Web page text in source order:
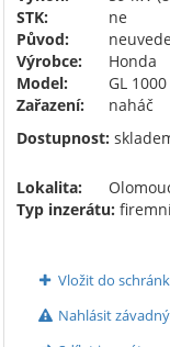
STK:
ne
Původ:
Výrobce:
Honda
Model:
GL
Zařazení:
naháč
Dostupnost:
Lokalita:
Typ inzerátu:
Vložit do
Nahlásit